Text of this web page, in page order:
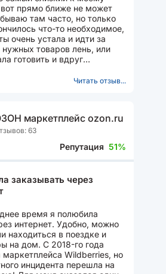
прямо ближе не может
там часто, но только
что-то необходимое,
очень устала и идти за
нужных товаров лень, или
готовить и вдруг
Читать отзыв...
маркетплейс ozon.ru
63
Репутация 51%
заказывать через
время я полюбила
интернет. Удобно, можно
находиться в поездке и
на дом. С 2018-го года
Wildberries, но
инцидента перешла на